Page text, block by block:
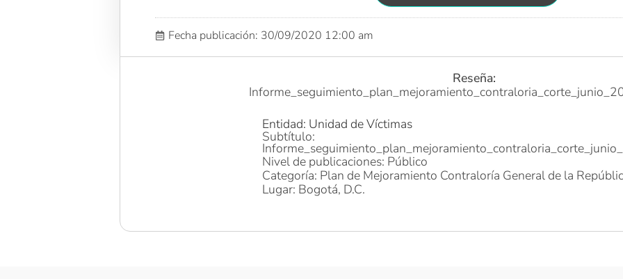
Fecha publicación: 30/09/2020 12:00 am
Reseña:
Entidad: Unidad de Víctimas
Subtítulo:
Nivel de publicaciones: Público
Categoría: Plan de Mejoramiento Contraloría General de la
Lugar: Bogotá, D.C.